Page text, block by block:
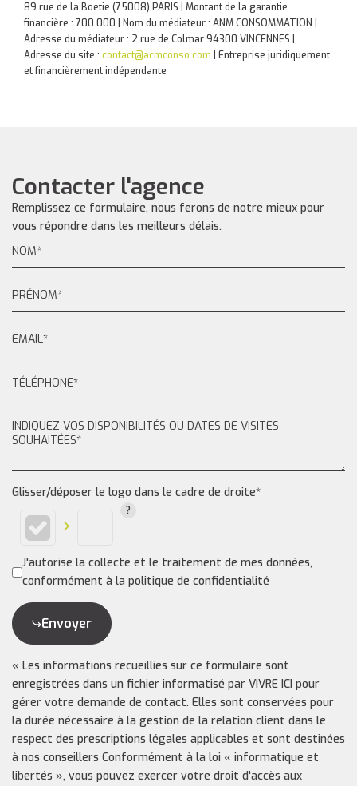
89 rue de la Boetie (75008) PARIS | Montant de la garantie
financière : 700 000 | Nom du médiateur : ANM CONSOMMATION |
Adresse du médiateur : 2 rue de Colmar 94300 VINCENNES |
Adresse du site : contact@acmconso.com
Entreprise juridiquement
et financièrement indépendante
Contacter l'agence
Remplissez ce formulaire, nous ferons de notre mieux pour
vous répondre dans les meilleurs délais.
Glisser/déposer le logo dans le cadre de droite*
J'autorise la collecte et le traitement de mes données,
conformément à la politique de confidentialité
Envoyer
« Les informations recueillies sur ce formulaire sont
enregistrées dans un fichier informatisé par VIVRE ICI pour
gérer votre demande de contact. Elles sont conservées pour
la durée nécessaire à la gestion de la relation client dans le
respect des prescriptions légales applicables et sont destinées
à nos conseillers Conformément à la loi « informatique et
libertés », vous pouvez exercer votre droit d'accès aux